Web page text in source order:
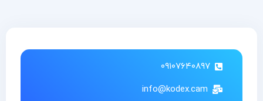
۰۹۱۰۷۶۴۰۸۹۷
info@kodex.cam